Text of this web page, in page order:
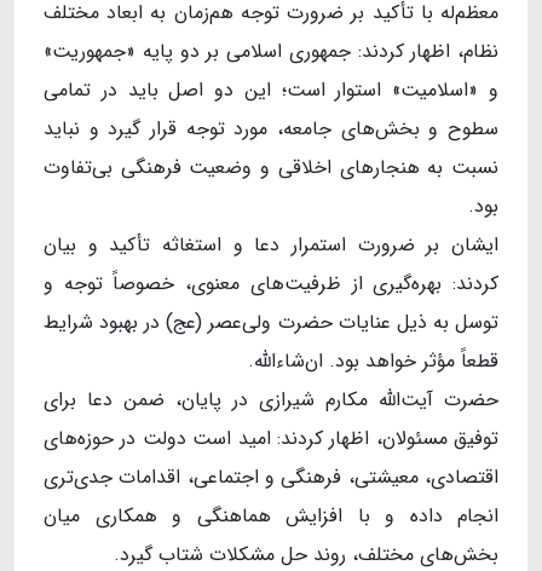
معظم‌له با تأکید بر ضرورت توجه هم‌زمان به ابعاد مختلف
نظام، اظهار کردند: جمهوری اسلامی بر دو پایه «جمهوریت»
و «اسلامیت» استوار است؛ این دو اصل باید در تمامی
سطوح و بخش‌های جامعه، مورد توجه قرار گیرد و نباید
نسبت به هنجارهای اخلاقی و وضعیت فرهنگی بی‌تفاوت
بود.
ایشان بر ضرورت استمرار دعا و استغاثه تأکید و بیان
کردند: بهره‌گیری از ظرفیت‌های معنوی، خصوصاً توجه و
توسل به ذیل عنایات حضرت ولی‌عصر (عج) در بهبود شرایط
قطعاً مؤثر خواهد بود. ان‌شاءاللّه.
حضرت آیت‌اللّه مکارم شیرازی در پایان، ضمن دعا برای
توفیق مسئولان، اظهار کردند: امید است دولت در حوزه‌های
اقتصادی، معیشتی، فرهنگی و اجتماعی، اقدامات جدی‌تری
انجام داده و با افزایش هماهنگی و همکاری میان
بخش‌های مختلف، روند حل مشکلات شتاب گیرد.